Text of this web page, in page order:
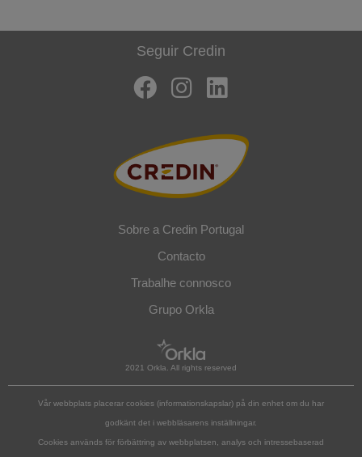
Seguir Credin
F
a
e
b
o
o
I
n
t
a
g
r
a
m
L
i
n
e
i
Sobre a Credin Portugal
Contacto
Trabalhe connosco
Grupo Orkla
2021 Orkla. All rights reserved
Vår webbplats placerar cookies (informationskapslar) på din enhet om du har
godkänt det i webbläsarens inställningar.
Cookies används för förbättring av webbplatsen, analys och intressebaserad